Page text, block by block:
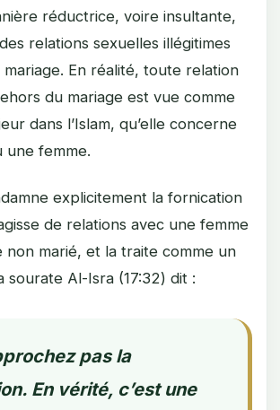
réductrice, voire insultante,
relations sexuelles illégitimes
En réalité, toute relation
du mariage est vue comme
dans l’Islam, qu’elle concerne
une femme.
explicitement la fornication
de relations avec une femme
non marié, et la traite comme un
sourate Al-Isra (17:32) dit :
pas la
En vérité, c’est une